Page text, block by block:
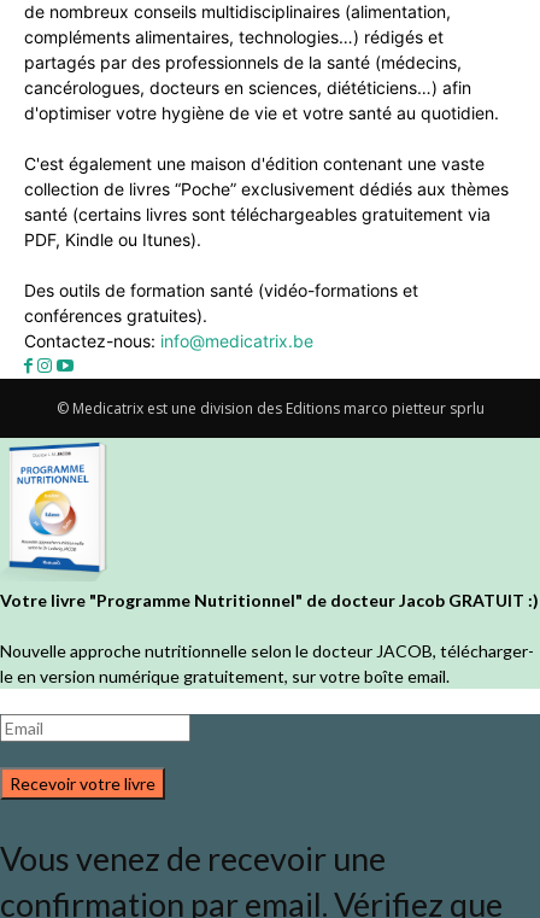
de nombreux conseils multidisciplinaires (alimentation,
compléments alimentaires, technologies…) rédigés et
partagés par des professionnels de la santé (médecins,
cancérologues, docteurs en sciences, diététiciens…) afin
d'optimiser votre hygiène de vie et votre santé au quotidien.
C'est également une maison d'édition contenant une vaste
collection de livres “Poche” exclusivement dédiés aux thèmes
santé (certains livres sont téléchargeables gratuitement via
PDF, Kindle ou Itunes).
Des outils de formation santé (vidéo-formations et
conférences gratuites).
Contactez-nous: info@medicatrix.be
© Medicatrix est une division des Editions marco pietteur sprlu
Votre livre "Programme Nutritionnel" de docteur Jacob GRATUIT :)
Nouvelle approche nutritionnelle selon le docteur JACOB, télécharger-
le en version numérique gratuitement, sur votre boîte email.
Recevoir votre livre
Vous venez de recevoir une
confirmation par email. Vérifiez que